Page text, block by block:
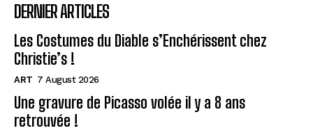
DERNIER ARTICLES
Les Costumes du Diable s’Enchérissent chez
Christie’s !
ART 7 August 2026
Une gravure de Picasso volée il y a 8 ans
retrouvée !